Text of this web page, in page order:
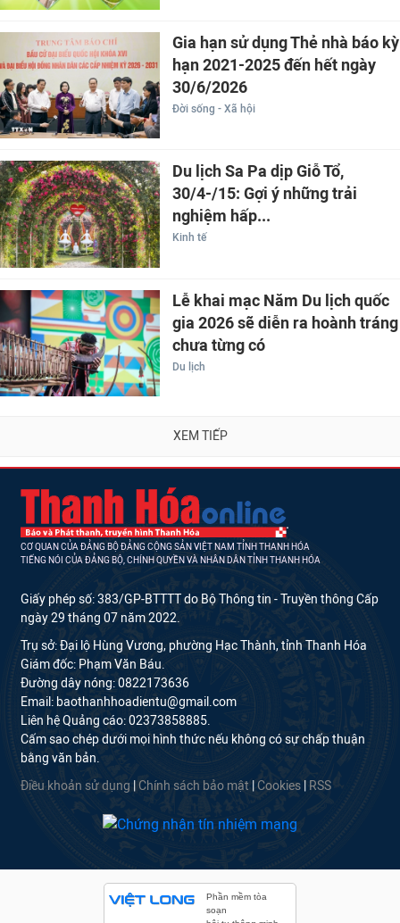
Gia hạn sử dụng Thẻ nhà báo kỳ
hạn 2021-2025 đến hết ngày
30/6/2026
Đời sống - Xã hội
Du lịch Sa Pa dịp Giỗ Tổ,
30/4-/15: Gợi ý những trải
nghiệm hấp...
Kinh tế
Lễ khai mạc Năm Du lịch quốc
gia 2026 sẽ diễn ra hoành tráng
chưa từng có
Du lịch
XEM TIẾP
CƠ QUAN CỦA ĐẢNG BỘ ĐẢNG CỘNG SẢN VIỆT NAM TỈNH THANH HÓA
TIẾNG NÓI CỦA ĐẢNG BỘ, CHÍNH QUYỀN VÀ NHÂN DÂN TỈNH THANH HÓA
Giấy phép số: 383/GP-BTTTT do Bộ Thông tin - Truyền thông Cấp
ngày 29 tháng 07 năm 2022.
Trụ sở: Đại lộ Hùng Vương, phường Hạc Thành, tỉnh Thanh Hóa
Giám đốc: Phạm Văn Báu.
Đường dây nóng: 0822173636
Email: baothanhhoadientu@gmail.com
Liên hệ Quảng cáo: 02373858885.
Cấm sao chép dưới mọi hình thức nếu không có sự chấp thuận
bằng văn bản.
Điều khoản sử dụng Chính sách bảo mật Cookies RSS
Phần mềm tòa
soạn